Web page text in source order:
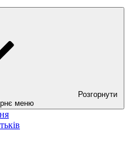
Розгорнути
меню